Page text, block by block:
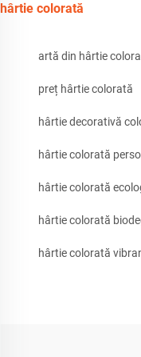
hârtie colorată
artă din hârtie
preț hârtie colorată
hârtie decorativă
hârtie colorată
hârtie colorată
hârtie colorată
hârtie colorată